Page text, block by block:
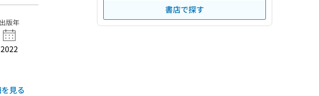
出版年
2022
見る
書店で探す